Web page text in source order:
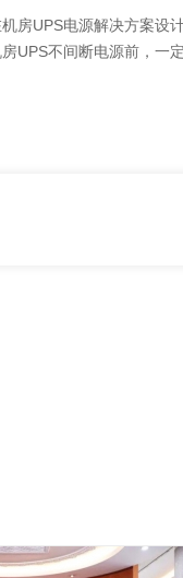
UPS电源解决方案设计
UPS不间断电源前，一